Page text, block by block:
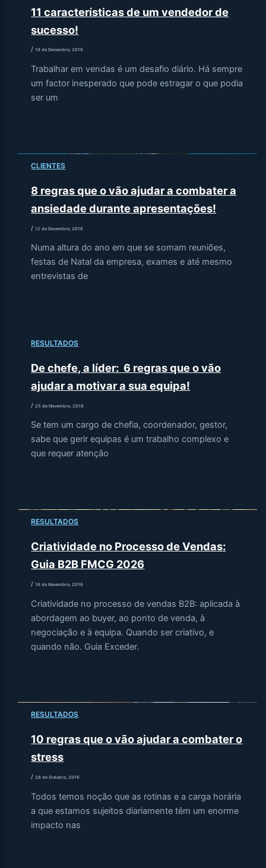
11 características de um vendedor de
sucesso!
/19 de Dezembro, 2016
Trabalhar em vendas é um desafio diário. Há sempre
um factor inesperado que pode estragar o que podia
ser um
CLIENTES
8 regras que o vão ajudar a combater a
ansiedade durante apresentações!
/12 de Dezembro, 2016
Numa altura do ano em que se somam reuniões,
festas de Natal da empresa, exames e até mesmo
entrevistas de
RESULTADOS
De chefe, a líder: 6 regras que o vão
ajudar a motivar a sua equipa!
/25 de Novembro, 2016
Se tem um cargo de chefia, coordenador, gestor,
sabe que gerir equipas é um trabalho complexo e
que requer atenção
RESULTADOS
Criatividade no Processo de Vendas:
Guia B2B FMCG 2026
/16 de Novembro, 2016
Criatividade no processo de vendas B2B: aplicada à
abordagem ao buyer, ao ponto de venda, à
negociação e à equipa. Quando ser criativo, e
quando não. Guia Exceder.
RESULTADOS
10 regras que o vão ajudar a combater o
stress
/28 de Outubro, 2016
Todos temos noção que as rotinas e a carga horária
a que estamos sujeitos diariamente têm um enorme
impacto nas